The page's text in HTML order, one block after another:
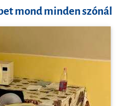
mond minden szónál